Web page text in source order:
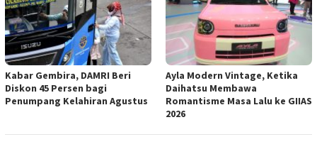
Kabar Gembira, DAMRI Beri
Diskon 45 Persen bagi
Penumpang Kelahiran Agustus
Ayla Modern Vintage, Ketika
Daihatsu Membawa
Romantisme Masa Lalu ke GIIAS
2026